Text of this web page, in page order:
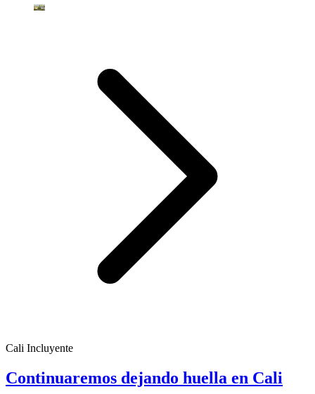
Cali Incluyente
Continuaremos dejando huella en Cali